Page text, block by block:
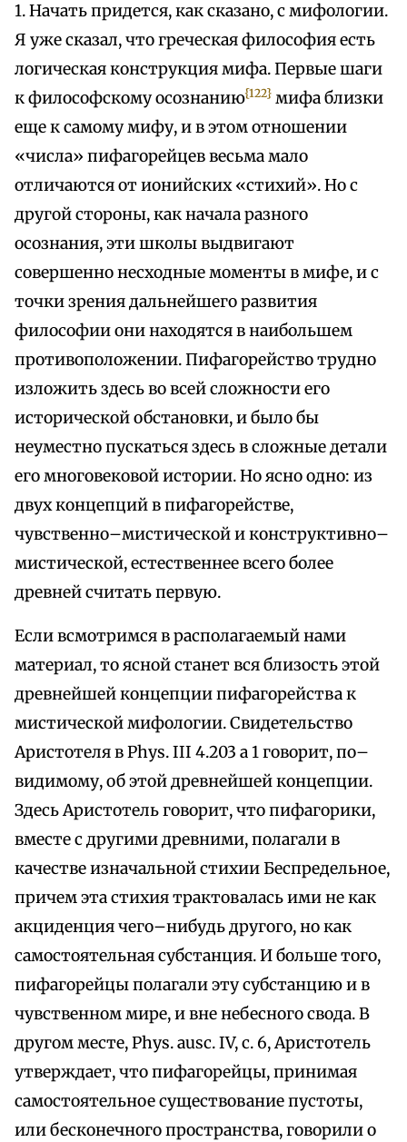
1. Начать придется, как сказано, с мифологии.
Я уже сказал, что греческая философия есть
логическая конструкция мифа. Первые шаги
к философскому осознанию{122} мифа близки
еще к самому мифу, и в этом отношении
«числа» пифагорейцев весьма мало
отличаются от ионийских «стихий». Но с
другой стороны, как начала разного
осознания, эти школы выдвигают
совершенно несходные моменты в мифе, и с
точки зрения дальнейшего развития
философии они находятся в наибольшем
противоположении. Пифагорейство трудно
изложить здесь во всей сложности его
исторической обстановки, и было бы
неуместно пускаться здесь в сложные детали
его многовековой истории. Но ясно одно: из
двух концепций в пифагорействе,
чувственно–мистической и конструктивно–
мистической, естественнее всего более
древней считать первую.
Если всмотримся в располагаемый нами
материал, то ясной станет вся близость этой
древнейшей концепции пифагорейства к
мистической мифологии. Свидетельство
Аристотеля в Phys. III 4.203 а 1 говорит, по–
видимому, об этой древнейшей концепции.
Здесь Аристотель говорит, что пифагорики,
вместе с другими древними, полагали в
качестве изначальной стихии Беспредельное,
причем эта стихия трактовалась ими не как
акциденция чего–нибудь другого, но как
самостоятельная субстанция. И больше того,
пифагорейцы полагали эту субстанцию и в
чувственном мире, и вне небесного свода. В
другом месте, Phys. ausc. IV, с. 6, Аристотель
утверждает, что пифагорейцы, принимая
самостоятельное существование пустоты,
или бесконечного пространства, говорили о